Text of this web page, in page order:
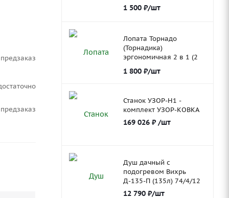
Предзаказ
Достаточно
Предзаказ
1 500₽/шт
Лопата Торнадо
(Торнадика)
эргономичная 2 в 1 (2
1 800₽/шт
Станок УЗОР-Н1 -
комплект УЗОР-КОВКА
169 026₽ /шт
Душ дачный с
подогревом Вихрь
Д-135-П (135л) 74/4/12
12 790₽/шт